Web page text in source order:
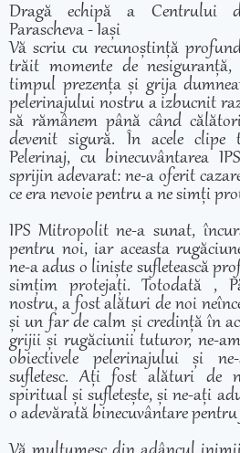
Dragă echipă a Centrului
Parascheva - Iași
Vă scriu cu recunoștință
trăit momente de
timpul prezența și grija
pelerinajului nostru a izbucnit
să rămânem până când
devenit sigură. În acele clipe
Pelerinaj, cu binecuvântarea
sprijin adevarat: ne-a oferit
ce era nevoie pentru a ne simți
IPS Mitropolit ne-a sunat,
pentru noi, iar aceasta
ne-a adus o liniște sufletească
simțim protejați. Totodată ,
nostru, a fost alături de noi
și un far de calm și credință în
grijii și rugăciunii tuturor, ne-
obiectivele pelerinajului și
sufletesc. Ați fost alături de
spiritual și sufletește, și ne-ați
o adevărată binecuvântare